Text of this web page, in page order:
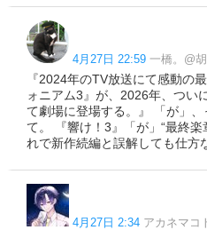
4月27日 22:59 一橋。@胡
『2024年のTV放送にて感動の
ォニアム3』が、2026年、つい
て劇場に登場する。』 「が」
て。 『響け！3』「が」“最終
れで新作続編と誤解しても仕方
4月27日 2:34 アカネマコ